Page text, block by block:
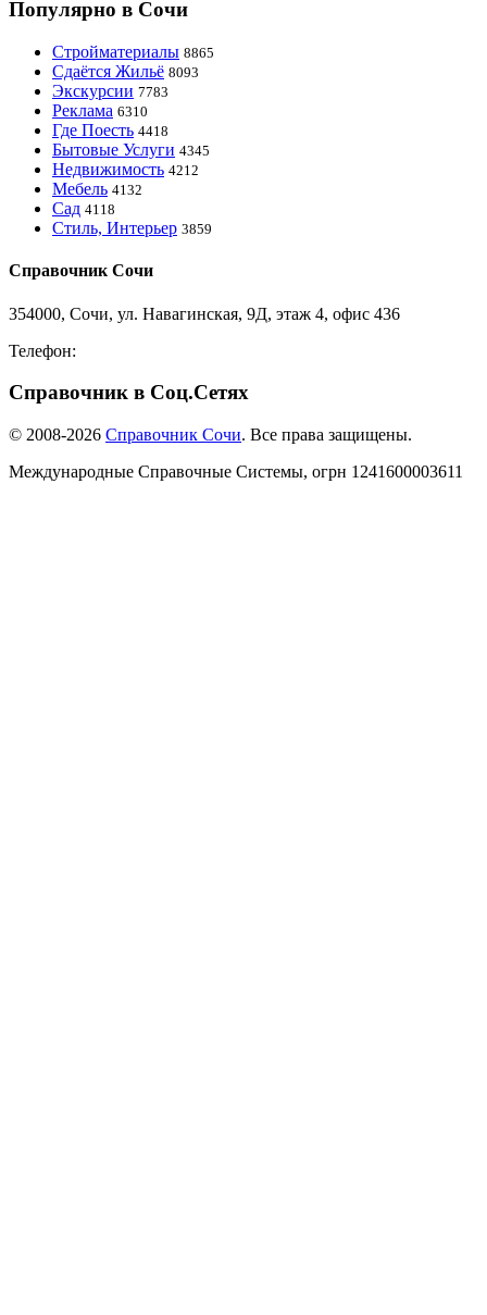
Популярно в Сочи
Стройматериалы 8865
Сдаётся Жильё 8093
Экскурсии 7783
Реклама 6310
Где Поесть 4418
Бытовые Услуги 4345
Недвижимость 4212
Мебель 4132
Сад 4118
Стиль, Интерьер 3859
Справочник Сочи
354000, Сочи, ул. Навагинская, 9Д, этаж 4, офис 436
Телефон:
Справочник в Соц.Сетях
© 2008-2026 Справочник Сочи. Все права защищены.
Международные Справочные Системы, огрн 1241600003611